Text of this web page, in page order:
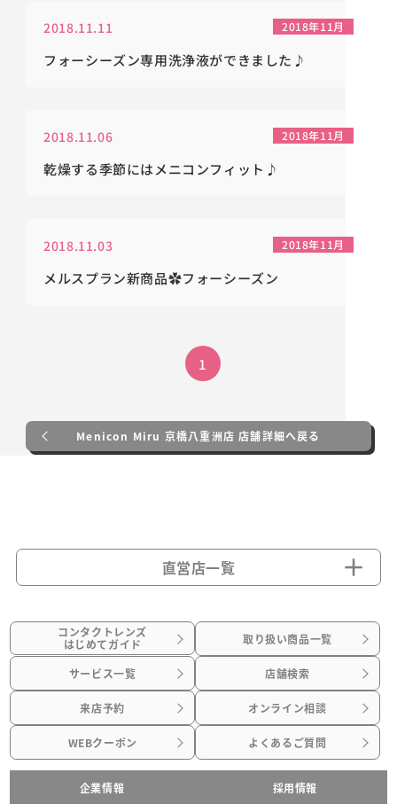
2018.11.11 2018年11月
フォーシーズン専用洗浄液ができました♪
2018.11.06 2018年11月
乾燥する季節にはメニコンフィット♪
2018.11.03 2018年11月
メルスプラン新商品✿フォーシーズン
1
Menicon Miru 京橋八重洲店 店舗詳細へ戻る
直営店一覧
コンタクトレンズ
はじめてガイド 取り扱い商品一覧
サービス一覧 店舗検索
来店予約 オンライン相談
WEBクーポン よくあるご質問
企業情報 採用情報